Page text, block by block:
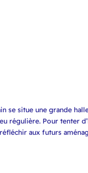
situe une grande
régulière. Pour tenter
aux futurs